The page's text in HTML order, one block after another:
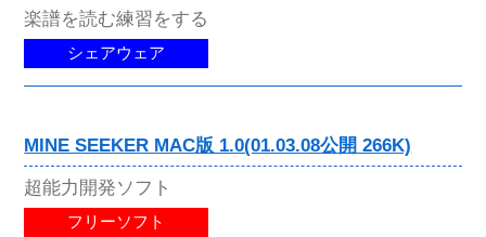
楽譜を読む練習をする
シェアウェア
MINE SEEKER MAC版 1.0(01.03.08公開 266K)
超能力開発ソフト
フリーソフト